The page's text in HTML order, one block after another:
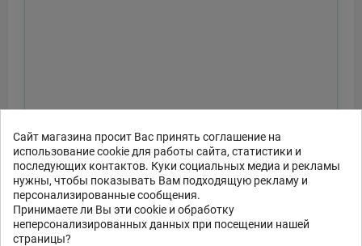
Сайт магазина просит Вас принять соглашение на
использование cookie для работы сайта, статистики и
последующих контактов. Куки социальных медиа и рекламы
нужны, чтобы показывать Вам подходящую рекламу и
персонализированные сообщения.
Принимаете ли Вы эти cookie и обработку
неперсонализированных данных при посещении нашей
страницы?